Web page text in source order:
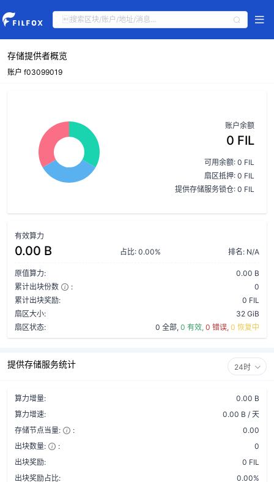
存储提供者概览
账户 f03099019
账户余额
0 FIL
可用余额: 0 FIL
扇区抵押: 0 FIL
提供存储服务锁仓: 0 FIL
有效算力
0.00 B 占比: 0.00% 排名: N/A
原值算力:
0.00 B
累计出块份数
:
0
累计出块奖励:
0 FIL
扇区大小:
32 GiB
扇区状态:
0 全部, 0 有效, 0 错误, 0 恢复中
提供存储服务统计 24时
算力增量:
0.00 B
算力增速:
0.00 B / 天
存储节点当量:
:
0.00
出块数量:
:
0
出块奖励:
0 FIL
出块奖励占比:
0.00%